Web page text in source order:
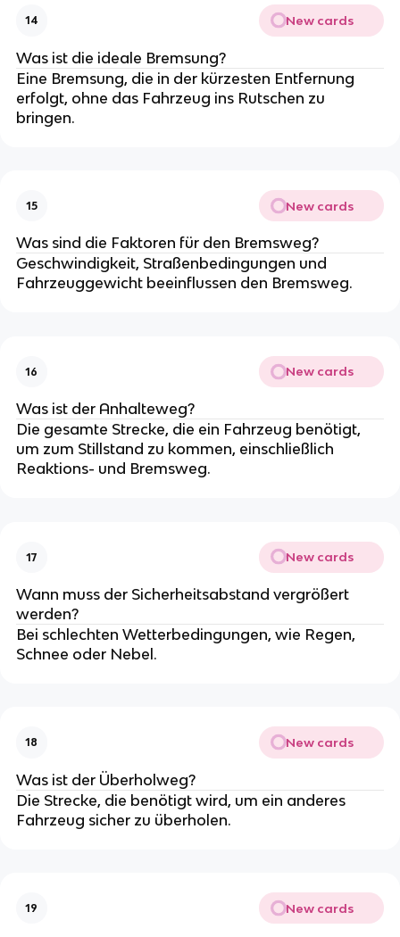
14 New cards
Was ist die ideale Bremsung?
Eine Bremsung, die in der kürzesten Entfernung
erfolgt, ohne das Fahrzeug ins Rutschen zu
bringen.
15 New cards
Was sind die Faktoren für den Bremsweg?
Geschwindigkeit, Straßenbedingungen und
Fahrzeuggewicht beeinflussen den Bremsweg.
16 New cards
Was ist der Anhalteweg?
Die gesamte Strecke, die ein Fahrzeug benötigt,
um zum Stillstand zu kommen, einschließlich
Reaktions- und Bremsweg.
17 New cards
Wann muss der Sicherheitsabstand vergrößert
werden?
Bei schlechten Wetterbedingungen, wie Regen,
Schnee oder Nebel.
18 New cards
Was ist der Überholweg?
Die Strecke, die benötigt wird, um ein anderes
Fahrzeug sicher zu überholen.
19 New cards